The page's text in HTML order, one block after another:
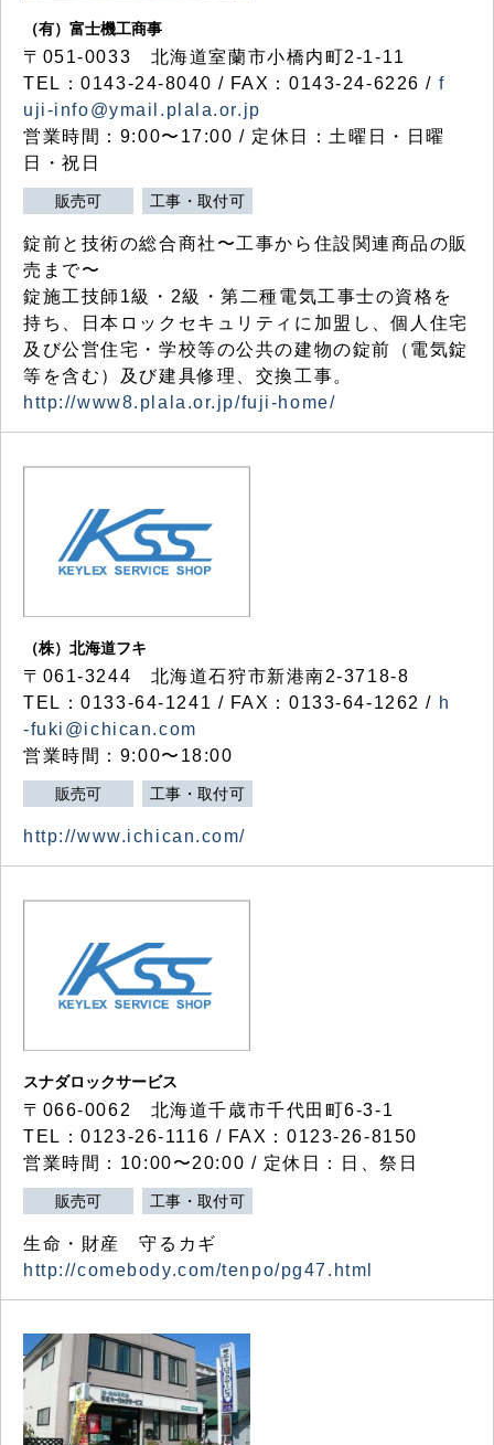
（有）富士機工商事
〒051-0033 北海道室蘭市小橋内町2-1-11
TEL：0143-24-8040 / FAX：0143-24-6226 / f
uji-info@ymail.plala.or.jp
営業時間：9:00〜17:00 / 定休日：土曜日・日曜
日・祝日
販売可 工事・取付可
錠前と技術の総合商社〜工事から住設関連商品の販
売まで〜
錠施工技師1級・2級・第二種電気工事士の資格を
持ち、日本ロックセキュリティに加盟し、個人住宅
及び公営住宅・学校等の公共の建物の錠前（電気錠
等を含む）及び建具修理、交換工事。
http://www8.plala.or.jp/fuji-home/
（株）北海道フキ
〒061-3244 北海道石狩市新港南2-3718-8
TEL：0133-64-1241 / FAX：0133-64-1262 / h
-fuki@ichican.com
営業時間：9:00〜18:00
販売可 工事・取付可
http://www.ichican.com/
スナダロックサービス
〒066-0062 北海道千歳市千代田町6-3-1
TEL：0123-26-1116 / FAX：0123-26-8150
営業時間：10:00〜20:00 / 定休日：日、祭日
販売可 工事・取付可
生命・財産 守るカギ
http://comebody.com/tenpo/pg47.html